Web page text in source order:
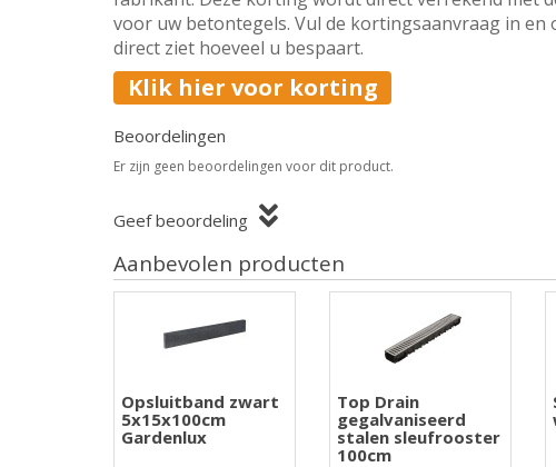
voor uw betontegels. Vul de kortingsaanvraag in
direct ziet hoeveel u bespaart.
Klik hier voor korting
Beoordelingen
Er zijn geen beoordelingen voor dit product.
Geef beoordeling
Aanbevolen producten
Opsluitband zwart
5x15x100cm
Gardenlux
Top Drain
gegalvaniseerd
stalen sleufrooster
100cm